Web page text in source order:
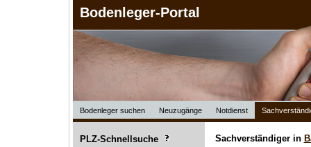
Bodenleger-Portal
Bodenleger suchen Neuzugänge Notdienst
PLZ-Schnellsuche Sachverständiger in